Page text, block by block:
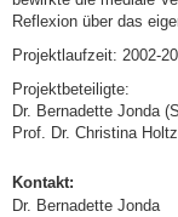
Reflexion über das
Projektlaufzeit: 2002-
Projektbeteiligte:
Dr. Bernadette Jonda
Prof. Dr. Christina
Kontakt:
Dr. Bernadette Jonda